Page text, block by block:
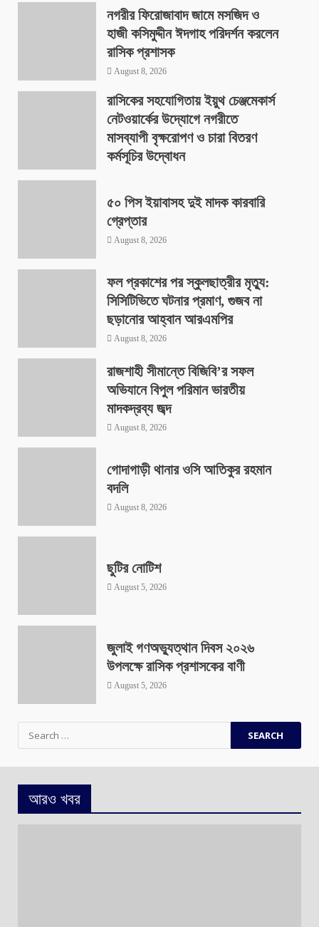
নগরীর ফিরোজাবাদ জামে মসজিদ ও
হাজী কসিমুদ্দীন ঈদগাহ পরিদর্শন করলেন
রাসিক প্রশাসক
August 8, 2026
রাসিকের সহযোগিতায় ইয়ুথ চেঞ্জমেকার্স
নেটওয়ার্কের উদ্যোগে নগরীতে
মাসব্যাপী বৃক্ষরোপণ ও চারা বিতরণ
কর্মসূচির উদ্বোধন
৫০ পিস ইয়াবাসহ দুই মাদক কারবারি
গ্রেপ্তার
August 8, 2026
ফল প্রকাশের পর স্কুলছাত্রীর মৃত্যু:
সিসিটিভিতে ঘটনার প্রমাণ, গুজব না
ছড়ানোর আহ্বান আরএমপির
August 8, 2026
রাজশাহী সীমান্তে বিজিবি’র সফল
অভিযানে বিপুল পরিমান ভারতীয়
মাদকদ্রব্য জব্দ
August 8, 2026
গোদাগাড়ী থানার ওসি আতিকুর রহমান
বদলি
August 8, 2026
ছুটির নোটিশ
August 5, 2026
জুলাই গণঅভ্যুত্থান দিবস ২০২৬
উপলক্ষে রাসিক প্রশাসকের বাণী
August 5, 2026
for:
আরও খবর